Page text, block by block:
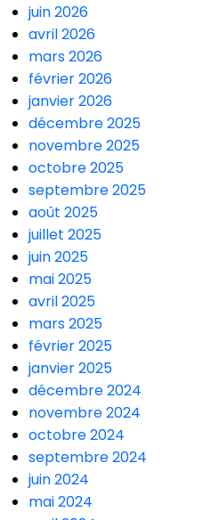
juin 2026
avril 2026
mars 2026
février 2026
janvier 2026
décembre 2025
novembre 2025
octobre 2025
septembre 2025
août 2025
juillet 2025
juin 2025
mai 2025
avril 2025
mars 2025
février 2025
janvier 2025
décembre 2024
novembre 2024
octobre 2024
septembre 2024
juin 2024
mai 2024